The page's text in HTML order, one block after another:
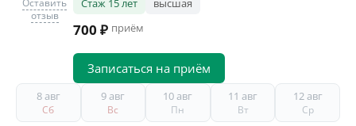
Оставить
отзыв
Стаж 15 лет высшая
700 ₽ приём
Записаться на приём
8 авг
Сб
9 авг
Вс
10 авг
Пн
11 авг
Вт
12 авг
Ср